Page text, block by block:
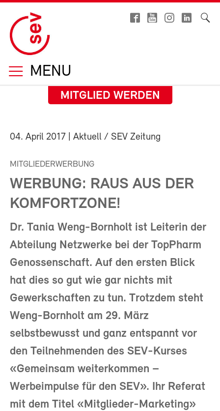
MENU
MITGLIED WERDEN
04. April 2017 | Aktuell / SEV Zeitung
MITGLIEDERWERBUNG
WERBUNG: RAUS AUS DER
KOMFORTZONE!
Dr. Tania Weng-Bornholt ist Leiterin der
Abteilung Netzwerke bei der TopPharm
Genossenschaft. Auf den ersten Blick
hat dies so gut wie gar nichts mit
Gewerkschaften zu tun. Trotzdem steht
Weng-Bornholt am 29. März
selbstbewusst und ganz entspannt vor
den Teilnehmenden des SEV-Kurses
«Gemeinsam weiterkommen –
Werbeimpulse für den SEV». Ihr Referat
mit dem Titel «Mitglieder-Marketing»